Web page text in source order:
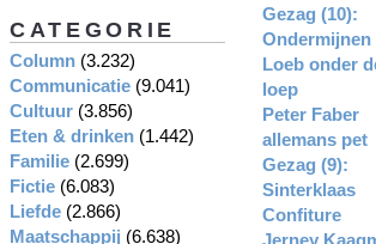
Gezag (10):
Ondermijnen
Loeb onder
loep
Peter Faber
allemans pet
Gezag (9):
Sinterklaas
Confiture
Jerney
CATEGORIE
Column (3.232)
Communicatie (9.041)
Cultuur (3.856)
Eten & drinken (1.442)
Familie (2.699)
Fictie (6.083)
Liefde (2.866)
Maatschappij (6.638)